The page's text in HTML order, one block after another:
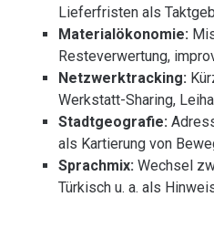
Lieferfristen als
Materialökonomie:
Resteverwertung,
Netzwerktracking:
Werkstatt-Sharing,
Stadtgeografie:
als Kartierung von
Sprachmix:Wechsel
Türkisch u. a. als